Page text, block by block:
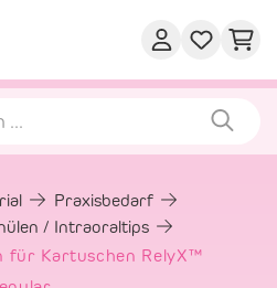
Praxisbedarf
/ Intraoraltips
für Kartuschen RelyX™